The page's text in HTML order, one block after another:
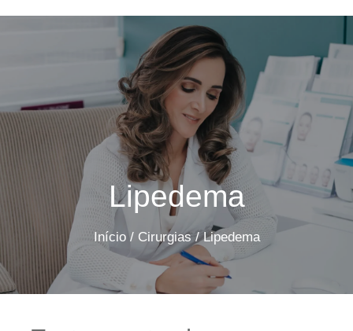
Lipedema
Início/ Cirurgias /Lipedema